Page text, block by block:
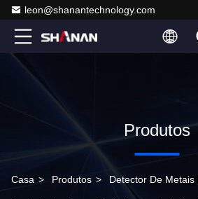
leon@shanantechnology.com
Produtos
Casa > Produtos > Detector De